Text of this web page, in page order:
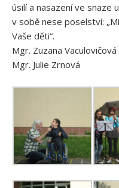
úsilí a nasazení ve snaze
v sobě nese poselství:
Vaše děti“.
Mgr. Zuzana Vaculovičová
Mgr. Julie Zrnová